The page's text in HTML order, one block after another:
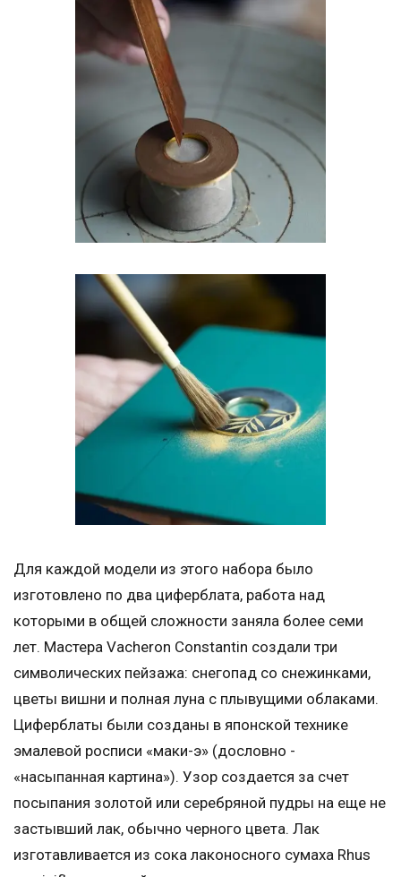
Для каждой модели из этого набора было
изготовлено по два циферблата, работа над
которыми в общей сложности заняла более семи
лет. Мастера Vacheron Constantin создали три
символических пейзажа: снегопад со снежинками,
цветы вишни и полная луна с плывущими облаками.
Циферблаты были созданы в японской технике
эмалевой росписи «маки-э» (дословно -
«насыпанная картина»). Узор создается за счет
посыпания золотой или серебряной пудры на еще не
застывший лак, обычно черного цвета. Лак
изготавливается из сока лаконосного сумаха Rhus